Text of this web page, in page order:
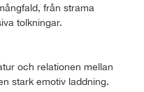
från strama
tolkningar.
och relationen mellan
stark emotiv laddning.